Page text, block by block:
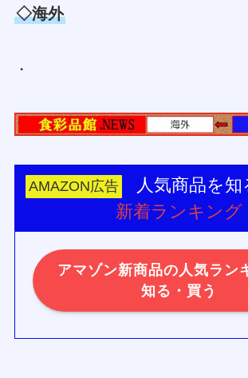
◇海外
・
AMAZON広告
人気商品を知
新着ランキング
アマゾン新商品の人気ラン
知る・買う